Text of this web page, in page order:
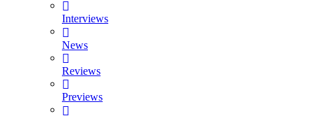
Interviews
News
Reviews
Previews